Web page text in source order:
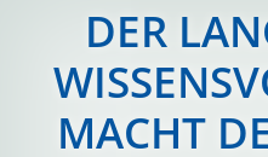
DER
MACHT